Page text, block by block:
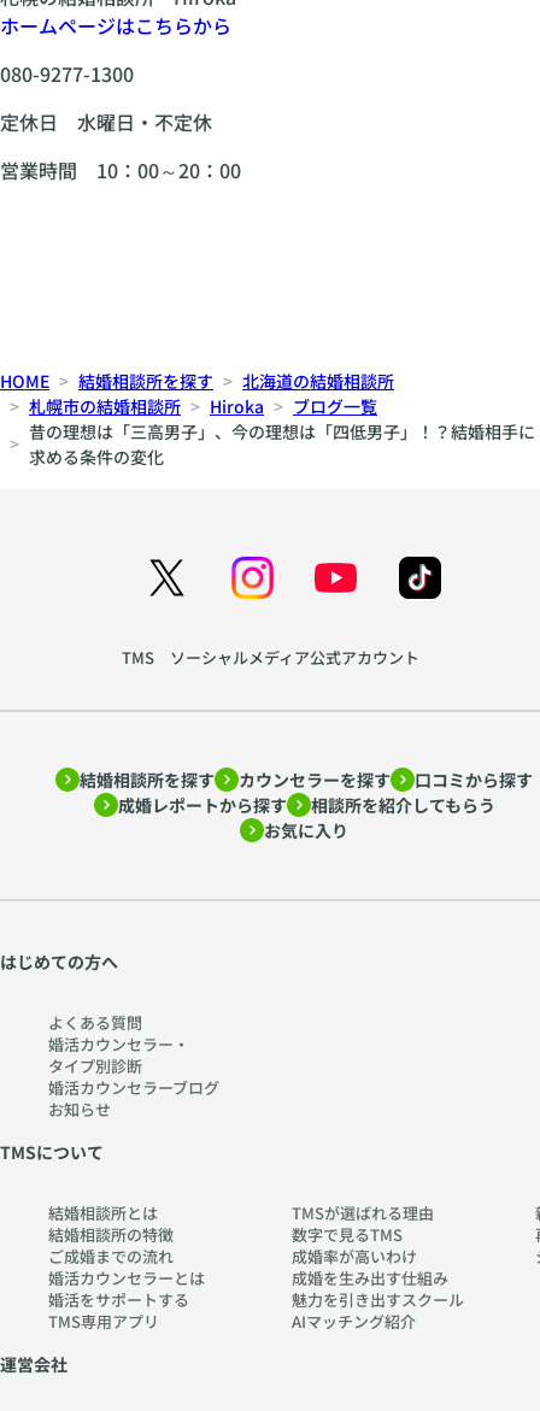
ホームページはこちらから
080-9277-1300
定休日 水曜日・不定休
営業時間 10：00～20：00
HOME 結婚相談所を探す
北海道の結婚相談所
札幌市の結婚相談所
Hiroka
ブログ一覧
昔の理想は「三高男子」、今の理想は「四低男子」！？結婚相手に
求める条件の変化
TMS ソーシャルメディア公式アカウント
結婚相談所を探す カウンセラーを探す
口コミから探す
成婚レポートから探す
相談所を紹介してもらう
お気に入り
はじめての方へ
よくある質問
婚活カウンセラー・
タイプ別診断
婚活カウンセラーブログ
お知らせ
TMSについて
結婚相談所とは
結婚相談所の特徴
ご成婚までの流れ
婚活カウンセラーとは
婚活をサポートする
TMS専用アプリ
TMSが選ばれる理由
数字で見るTMS
成婚率が高いわけ
成婚を生み出す仕組み
魅力を引き出すスクール
AIマッチング紹介
運営会社